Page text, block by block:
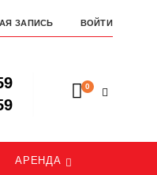
ЗАПИСЬ ВОЙТИ
0
АРЕНДА